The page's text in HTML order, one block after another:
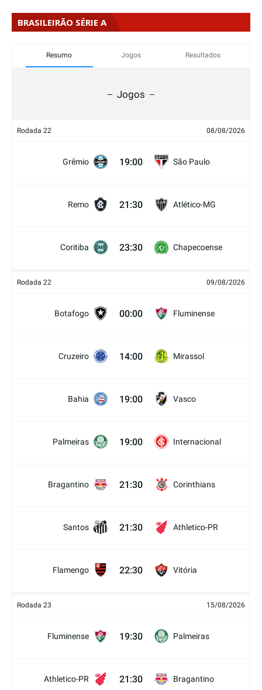
BRASILEIRÃO SÉRIE A
Resumo Jogos Resultados
Jogos
Rodada 22 08/08/2026
Grêmio 19:00 São Paulo
Remo 21:30 Atlético-MG
Coritiba 23:30 Chapecoense
Rodada 22 09/08/2026
Botafogo 00:00 Fluminense
Cruzeiro 14:00 Mirassol
Bahia 19:00 Vasco
Palmeiras 19:00 Internacional
Bragantino 21:30 Corinthians
Santos 21:30 Athletico-PR
Flamengo 22:30 Vitória
Rodada 23 15/08/2026
Fluminense 19:30 Palmeiras
Athletico-PR 21:30 Bragantino